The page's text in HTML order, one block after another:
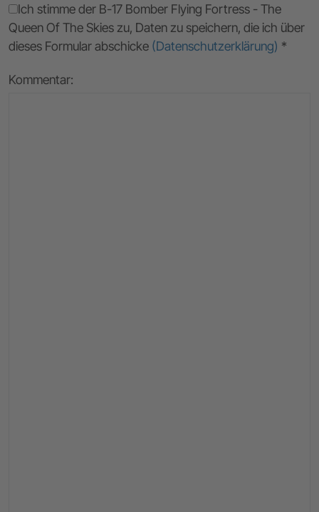
Ich stimme der B-17 Bomber Flying Fortress - The
Queen Of The Skies zu, Daten zu speichern, die ich über
dieses Formular abschicke (Datenschutzerklärung) *
Kommentar: